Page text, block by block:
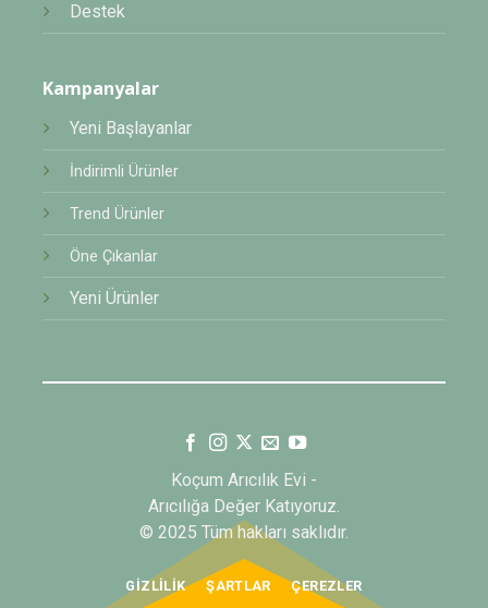
Destek
Kampanyalar
Yeni Başlayanlar
İndirimli Ürünler
Trend Ürünler
Öne Çıkanlar
Yeni Ürünler
Koçum Arıcılık Evi -
Arıcılığa Değer Katıyoruz.
© 2025 Tüm hakları saklıdır.
GIZLILIK ŞARTLAR ÇEREZLER